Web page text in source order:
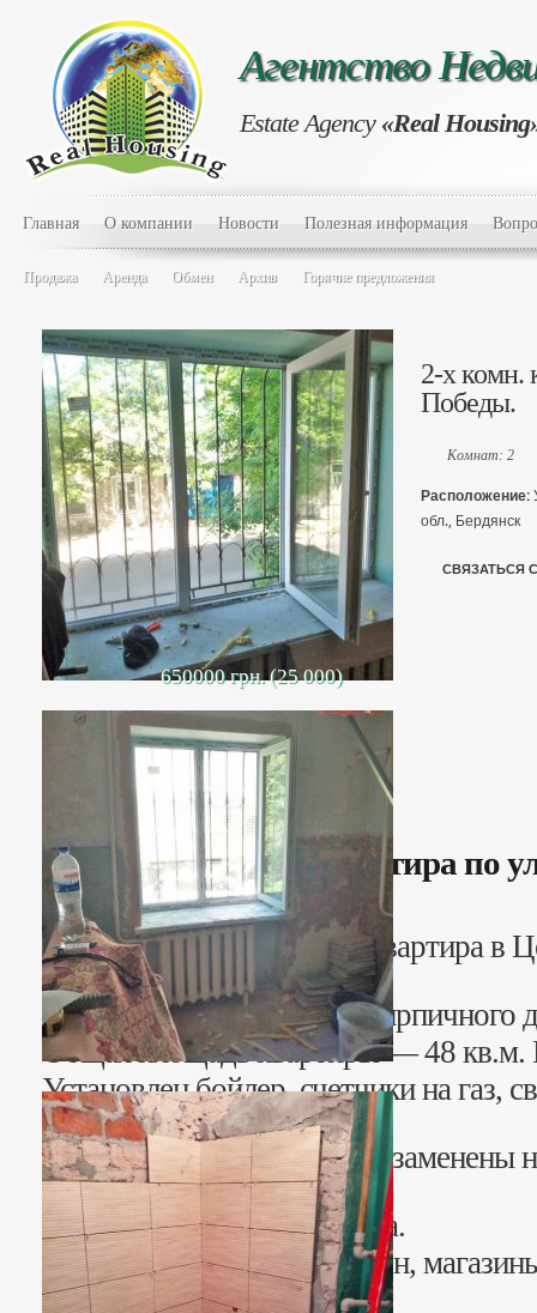
Агентство
Estate Agency «Real
Главная О компании Новости Полезная информация
Продажа Аренда Обмен Архив Горячие предложения
650000 грн. (25 000)
2-х комн.
Победы.
Комнат: 2
Расположение:
обл., Бердянск
СВЯЗАТЬСЯ
2-х комн. квартира по
Продается 2-х комнатная квартира в
Победы.
1 этаж четырехэтажного кирпичного
Общая площадь квартиры — 48 кв.м.
Установлен бойлер, счетчики на газ,
решетки.
Водопровод и канализация заменены
кафель, сантехника.
Квартира в стадии ремонта.
Рядом центр города, стадион,
садик, школа.